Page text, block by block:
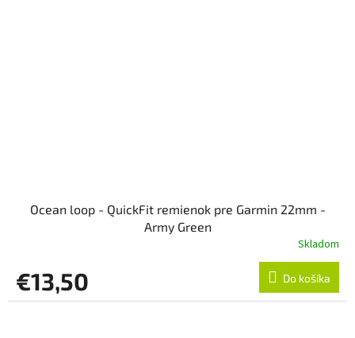
Ocean loop - QuickFit remienok pre Garmin 22mm -
Army Green
Skladom
€13,50 Do košíka